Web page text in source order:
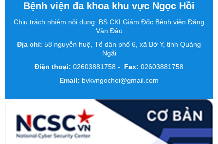
Bệnh viện đa khoa khu vực Ngọc Hồi
Chịu trách nhiệm nội dung: BS CKI Giám Đốc Bệnh viện Đặng
Văn Đào
Địa chỉ: 58 nguyễn huệ, Tổ dân phố 6, xã Bờ Y, tỉnh Quảng
Ngãi
Điện thoại: 02603881758 - Fax: 02603881758
Email: bvkvngochoi@gmail.com